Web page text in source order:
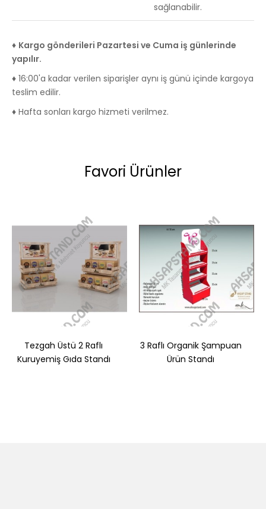
sağlanabilir.
♦ Kargo gönderileri Pazartesi ve Cuma iş günlerinde
yapılır.
♦ 16:00'a kadar verilen siparişler aynı iş günü içinde kargoya
teslim edilir.
♦ Hafta sonları kargo hizmeti verilmez.
Favori Ürünler
Tezgah Üstü 2 Raflı
Kuruyemiş Gıda Standı
3 Raflı Organik Şampuan
Ürün Standı